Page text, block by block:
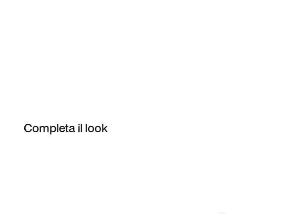
Completa il look